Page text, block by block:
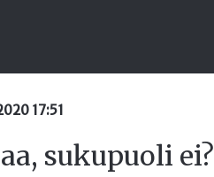
17:51
sukupuoli ei?